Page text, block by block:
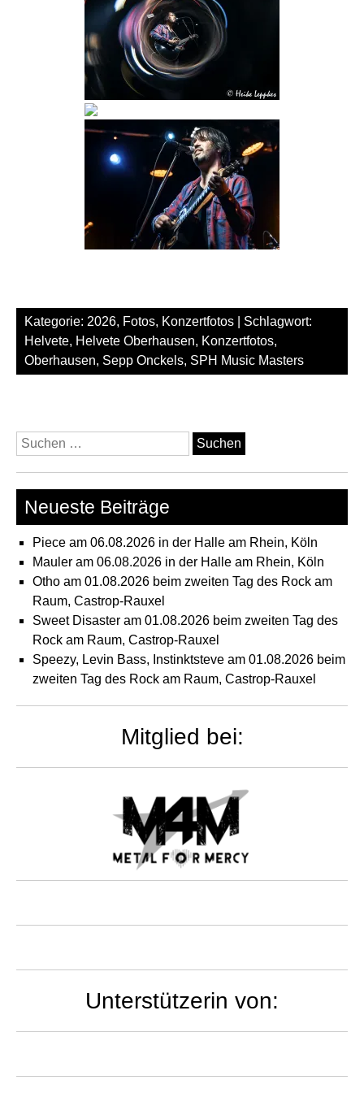
Kategorie: 2026, Fotos, Konzertfotos | Schlagwort:
Helvete, Helvete Oberhausen, Konzertfotos,
Oberhausen, Sepp Onckels, SPH Music Masters
Suchen
nach:
Neueste Beiträge
Piece am 06.08.2026 in der Halle am Rhein, Köln
Mauler am 06.08.2026 in der Halle am Rhein, Köln
Otho am 01.08.2026 beim zweiten Tag des Rock am
Raum, Castrop-Rauxel
Sweet Disaster am 01.08.2026 beim zweiten Tag des
Rock am Raum, Castrop-Rauxel
Speezy, Levin Bass, Instinktsteve am 01.08.2026 beim
zweiten Tag des Rock am Raum, Castrop-Rauxel
Mitglied bei:
Unterstützerin von: